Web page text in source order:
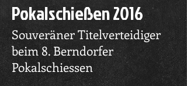
Pokalschießen 2016
Souveräner Titelverteidiger
beim 8. Berndorfer
Pokalschiessen